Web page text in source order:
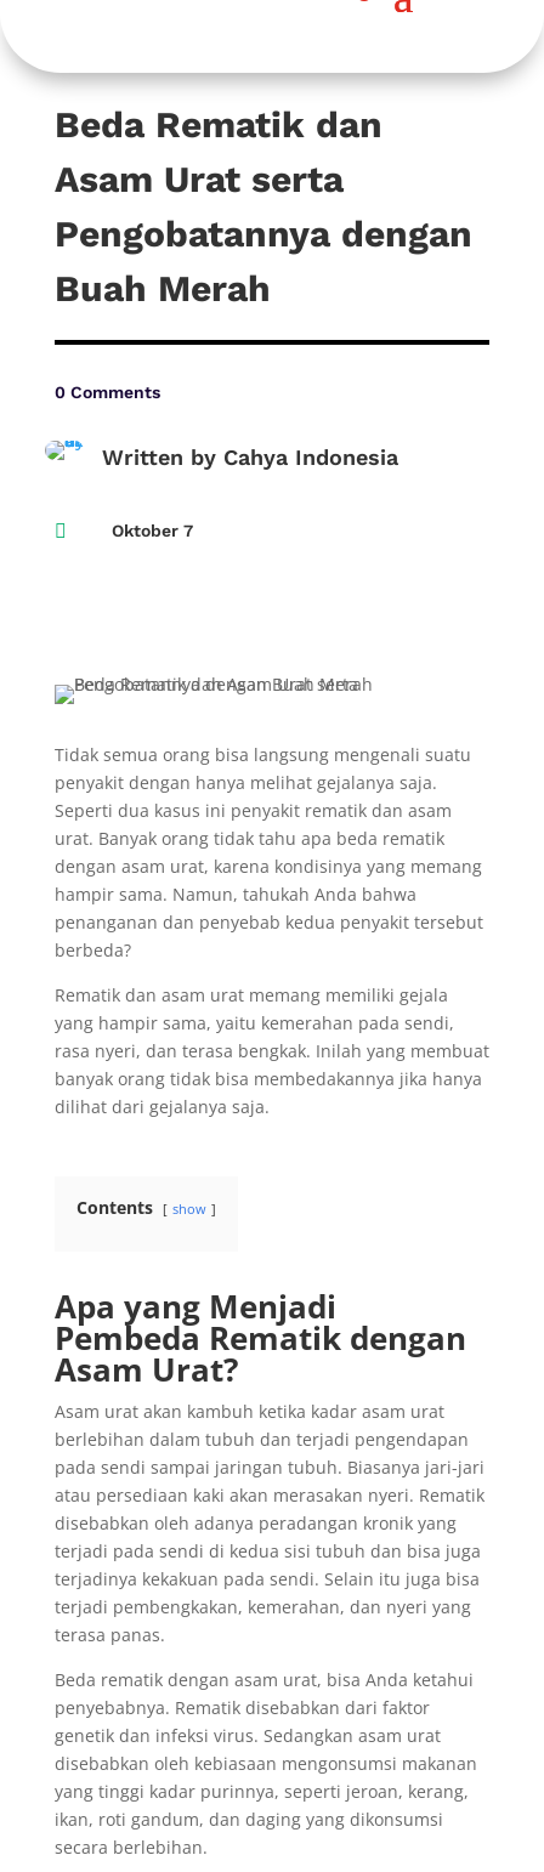
Beda Rematik dan
Asam Urat serta
Pengobatannya dengan
Buah Merah
0 Comments
Written by Cahya Indonesia
 Oktober 7
Tidak semua orang bisa langsung mengenali suatu
penyakit dengan hanya melihat gejalanya saja.
Seperti dua kasus ini penyakit rematik dan asam
urat. Banyak orang tidak tahu apa beda rematik
dengan asam urat, karena kondisinya yang memang
hampir sama. Namun, tahukah Anda bahwa
penanganan dan penyebab kedua penyakit tersebut
berbeda?
Rematik dan asam urat memang memiliki gejala
yang hampir sama, yaitu kemerahan pada sendi,
rasa nyeri, dan terasa bengkak. Inilah yang membuat
banyak orang tidak bisa membedakannya jika hanya
dilihat dari gejalanya saja.
Contents show
Apa yang Menjadi
Pembeda Rematik dengan
Asam Urat?
Asam urat akan kambuh ketika kadar asam urat
berlebihan dalam tubuh dan terjadi pengendapan
pada sendi sampai jaringan tubuh. Biasanya jari-jari
atau persediaan kaki akan merasakan nyeri. Rematik
disebabkan oleh adanya peradangan kronik yang
terjadi pada sendi di kedua sisi tubuh dan bisa juga
terjadinya kekakuan pada sendi. Selain itu juga bisa
terjadi pembengkakan, kemerahan, dan nyeri yang
terasa panas.
Beda rematik dengan asam urat, bisa Anda ketahui
penyebabnya. Rematik disebabkan dari faktor
genetik dan infeksi virus. Sedangkan asam urat
disebabkan oleh kebiasaan mengonsumsi makanan
yang tinggi kadar purinnya, seperti jeroan, kerang,
ikan, roti gandum, dan daging yang dikonsumsi
secara berlebihan.